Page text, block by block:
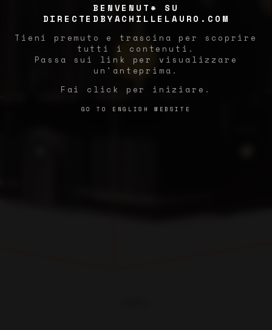
 DRAG 
BENVENUT* SU
DIRECTEDBYACHILLELAURO.COM
Tieni premuto e trascina per scoprire
tutti i contenuti.
Passa sui link per visualizzare
un'anteprima.
Fai click per iniziare.
GO TO ENGLISH WEBSITE